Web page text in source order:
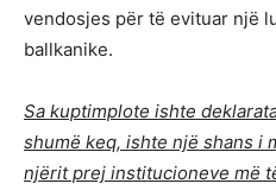
vendosjes për të evituar një
ballkanike.
Sa kuptimplote ishte
shumë keq, ishte një shans i
njërit prej institucioneve më